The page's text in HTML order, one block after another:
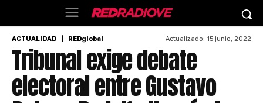
ACTUALIDAD REDglobal Actualizado: 15 junio, 2022
Tribunal exige debate
electoral entre Gustavo